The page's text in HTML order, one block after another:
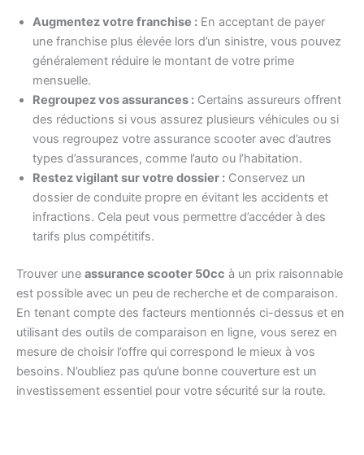
Augmentez votre franchise : En acceptant de payer
une franchise plus élevée lors d’un sinistre, vous pouvez
généralement réduire le montant de votre prime
mensuelle.
Regroupez vos assurances : Certains assureurs offrent
des réductions si vous assurez plusieurs véhicules ou si
vous regroupez votre assurance scooter avec d’autres
types d’assurances, comme l’auto ou l’habitation.
Restez vigilant sur votre dossier : Conservez un
dossier de conduite propre en évitant les accidents et
infractions. Cela peut vous permettre d’accéder à des
tarifs plus compétitifs.
Trouver une assurance scooter 50cc à un prix raisonnable
est possible avec un peu de recherche et de comparaison.
En tenant compte des facteurs mentionnés ci-dessus et en
utilisant des outils de comparaison en ligne, vous serez en
mesure de choisir l’offre qui correspond le mieux à vos
besoins. N’oubliez pas qu’une bonne couverture est un
investissement essentiel pour votre sécurité sur la route.